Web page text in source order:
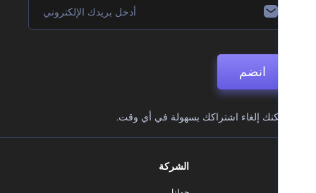
إلغاء اشتراكك بسهولة في أي وقت.